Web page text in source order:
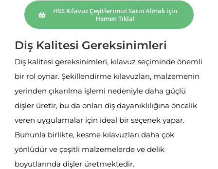
HSS Kılavuz Çeşitlerimizi Satın Almak için
Hemen Tıkla!
Diş Kalitesi Gereksinimleri
Diş kalitesi gereksinimleri, kılavuz seçiminde önemli
bir rol oynar. Şekillendirme kılavuzları, malzemenin
yerinden çıkarılma işlemi nedeniyle daha güçlü
dişler üretir, bu da onları diş dayanıklılığına öncelik
veren uygulamalar için ideal bir seçenek yapar.
Bununla birlikte, kesme kılavuzları daha çok
yönlüdür ve çeşitli malzemelerde ve delik
boyutlarında dişler üretmektedir.